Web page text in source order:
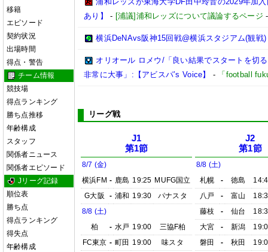
移籍
エピソード
契約状況
出場時間
得点・警告
チーム情報
競技場
得点ランキング
勝ち点推移
年齢構成
スタッフ
関係者ニュース
関係者エピソード
Jリーグ記録
順位表
勝ち点
得点ランキング
得失点
年齢構成
あり】
- [浦議]浦和レッズについて議論するページ
横浜DeNAvs阪神15回戦@横浜スタジアム(観戦)
オリオール ロメウ/「良い結果でスタートを切
非常に大事」:【アビスパ’s Voice】
- 「football
リーグ戦
J1
第1節
8/7 (金)
横浜FM - 鹿島 19:25 MUFG国立
G大阪
- 浦和 19:30
パナスタ
8/8 (土)
柏
- 水戸 19:00
三協F柏
FC東京 - 町田 19:00
味スタ
J2
第1節
8/8 (土)
札幌
- 徳島
八戸
- 富山
藤枝
- 仙台
大宮
- 新潟
磐田
- 秋田